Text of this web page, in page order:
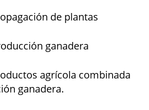
de plantas
ganadera
agrícola combinada
ganadera.